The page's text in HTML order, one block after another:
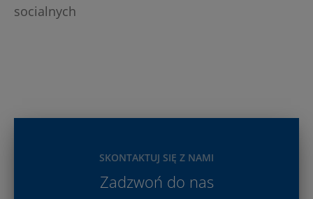
socialnych
SKONTAKTUJ SIĘ Z NAMI
Zadzwoń do nas